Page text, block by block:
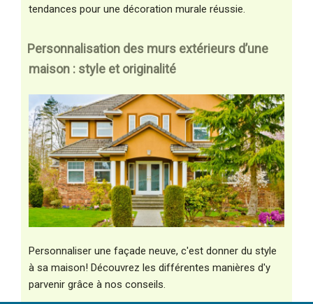
tendances pour une décoration murale réussie.
Personnalisation des murs extérieurs d’une
maison : style et originalité
Personnaliser une façade neuve, c'est donner du style
à sa maison! Découvrez les différentes manières d'y
parvenir grâce à nos conseils.